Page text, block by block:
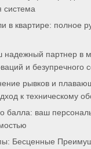
система
в квартире: полное
надежный партнер в
и безупречного
рывков и
к техническому
балла: ваш
Бесценные